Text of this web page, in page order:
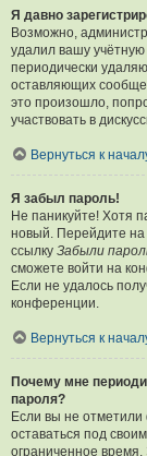
Я давно
Возможно,
удалил вашу
периодически
оставляющих
это произошло,
участвовать в
Вернуться к
Я забыл пароль!
Не паникуйте! Хотя
новый. Перейдите
ссылку Забыли
сможете войти на
Если не удалось
конференции.
Вернуться к
Почему мне
пароля?
Если вы не
оставаться под
ограниченное время.